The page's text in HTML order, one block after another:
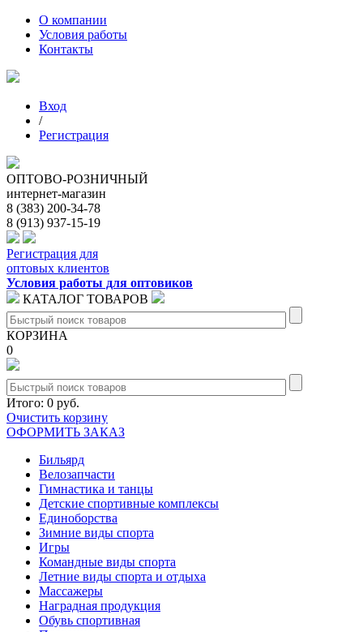
О компании
Условия работы
Контакты
Вход
/
Регистрация
ОПТОВО-РОЗНИЧНЫЙ
интернет-магазин
8 (383) 200-34-78
8 (913) 937-15-19
Регистрация для
оптовых клиентов
Условия работы для оптовиков
КАТАЛОГ ТОВАРОВ
КОРЗИНА
0
Итого: 0 руб.
Очистить корзину
ОФОРМИТЬ ЗАКАЗ
Бильярд
Велозапчасти
Гимнастика и танцы
Детские спортивные комплексы
Единоборства
Зимние виды спорта
Игры
Командные виды спорта
Летние виды спорта и отдыха
Массажеры
Наградная продукция
Обувь спортивная